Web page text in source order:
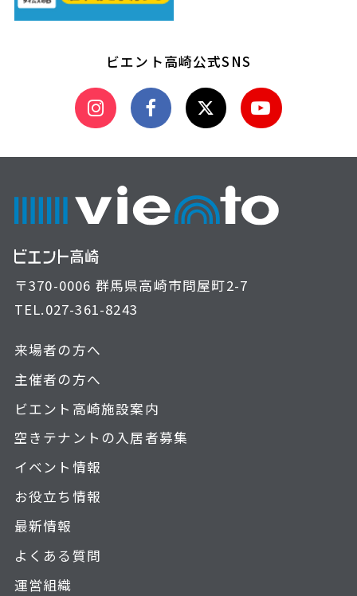
ビエント高崎公式SNS
〒370-0006 群馬県高崎市問屋町2-7
TEL.027-361-8243
来場者の方へ
主催者の方へ
ビエント高崎施設案内
空きテナントの入居者募集
イベント情報
お役立ち情報
最新情報
よくある質問
運営組織